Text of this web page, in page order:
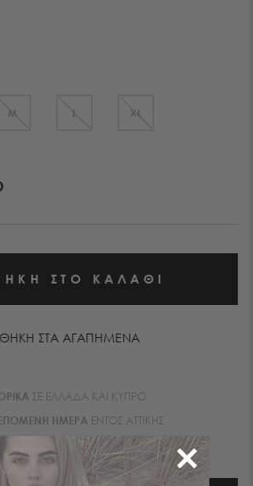
M L XL
ΣΤΑ ΑΓΑΠΗΜΕΝΑ
ΣΕ ΕΛΛΑΔΑ ΚΑΙ ΚΥΠΡΟ
ΗΜΕΡΑ ΕΝΤΟΣ ΑΤΤΙΚΗΣ
ΕΝΤΟΣ 90 ΗΜΕΡΩΝ